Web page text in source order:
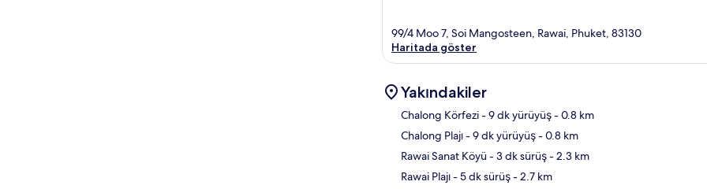
99/4 Moo 7, Soi Mangosteen, Rawai, Phuket, 83130
Haritada göster
Yakındakiler
Chalong Körfezi- 9 dk yürüyüş- 0.8 km
Chalong Plajı- 9 dk yürüyüş- 0.8 km
Rawai Sanat Köyü- 3 dk sürüş- 2.3 km
Rawai Plajı- 5 dk sürüş- 2.7 km